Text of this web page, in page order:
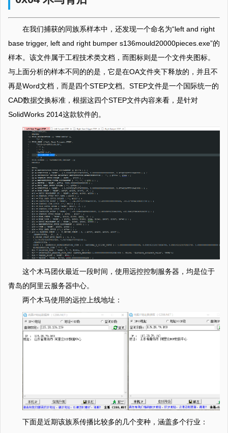
在我们捕获的同族系样本中，还发现一个命名为“left and right
base trigger, left and right bumper s136mould20000pieces.exe”的
样本。该文件属于工程技术类文档，而图标则是一个文件夹图标。
与上面分析的样本不同的的是，它是在OA文件夹下释放的，并且不
再是Word文档，而是四个STEP文档。STEP文件是一个国际统一的
CAD数据交换标准，根据这四个STEP文件内容来看，是针对
SolidWorks 2014这款软件的。
这个木马团伙最近一段时间，使用远控控制服务器，均是位于
青岛的阿里云服务器中心。
两个木马使用的远控上线地址：
下面是近期该族系传播比较多的几个变种，涵盖多个行业：